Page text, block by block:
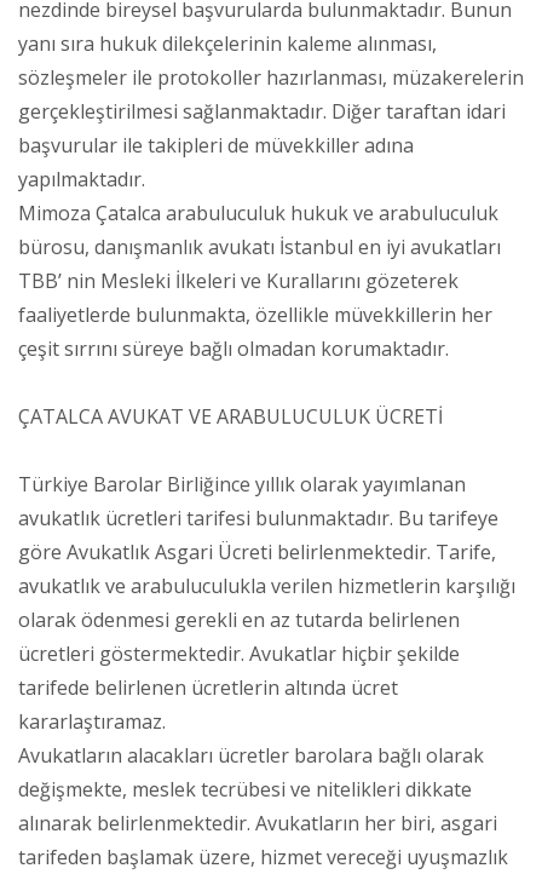
nezdinde bireysel başvurularda bulunmaktadır. Bunun
yanı sıra hukuk dilekçelerinin kaleme alınması,
sözleşmeler ile protokoller hazırlanması, müzakerelerin
gerçekleştirilmesi sağlanmaktadır. Diğer taraftan idari
başvurular ile takipleri de müvekkiller adına
yapılmaktadır.
Mimoza Çatalca arabuluculuk hukuk ve arabuluculuk
bürosu, danışmanlık avukatı İstanbul en iyi avukatları
TBB’ nin Mesleki İlkeleri ve Kurallarını gözeterek
faaliyetlerde bulunmakta, özellikle müvekkillerin her
çeşit sırrını süreye bağlı olmadan korumaktadır.
ÇATALCA AVUKAT VE ARABULUCULUK ÜCRETİ
Türkiye Barolar Birliğince yıllık olarak yayımlanan
avukatlık ücretleri tarifesi bulunmaktadır. Bu tarifeye
göre Avukatlık Asgari Ücreti belirlenmektedir. Tarife,
avukatlık ve arabuluculukla verilen hizmetlerin karşılığı
olarak ödenmesi gerekli en az tutarda belirlenen
ücretleri göstermektedir. Avukatlar hiçbir şekilde
tarifede belirlenen ücretlerin altında ücret
kararlaştıramaz.
Avukatların alacakları ücretler barolara bağlı olarak
değişmekte, meslek tecrübesi ve nitelikleri dikkate
alınarak belirlenmektedir. Avukatların her biri, asgari
tarifeden başlamak üzere, hizmet vereceği uyuşmazlık